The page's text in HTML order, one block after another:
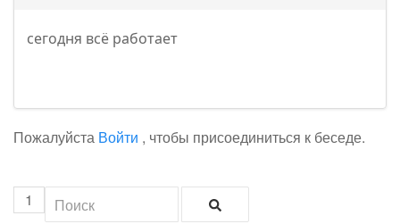
сегодня всё работает
Пожалуйста Войти , чтобы присоединиться к беседе.
1